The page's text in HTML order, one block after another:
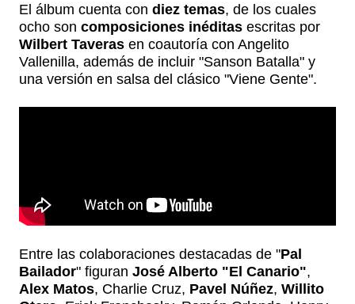
El álbum cuenta con diez temas, de los cuales
ocho son composiciones inéditas escritas por
Wilbert Taveras en coautoría con Angelito
Vallenilla, además de incluir "Sanson Batalla" y
una versión en salsa del clásico "Viene Gente".
Entre las colaboraciones destacadas de "Pal
Bailador" figuran José Alberto "El Canario",
Alex Matos, Charlie Cruz, Pavel Núñez, Willito